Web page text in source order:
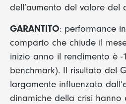
dell’aumento del valore del
GARANTITO: performance
comparto che chiude il
inizio anno il rendimento è -
benchmark). Il risultato del
largamente influenzato
dinamiche della crisi hanno